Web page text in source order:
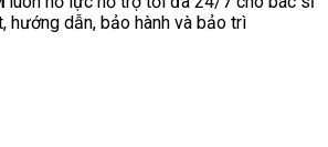
hướng dẫn, bảo hành và bảo trì